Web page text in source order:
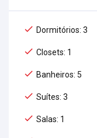
Dormitórios: 3
Closets: 1
Banheiros: 5
Suítes: 3
Salas: 1